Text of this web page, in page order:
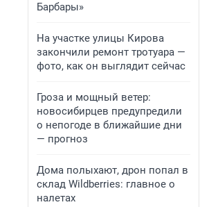
Барбары»
На участке улицы Кирова
закончили ремонт тротуара —
фото, как он выглядит сейчас
Гроза и мощный ветер:
новосибирцев предупредили
о непогоде в ближайшие дни
— прогноз
Дома полыхают, дрон попал в
склад Wildberries: главное о
налетах